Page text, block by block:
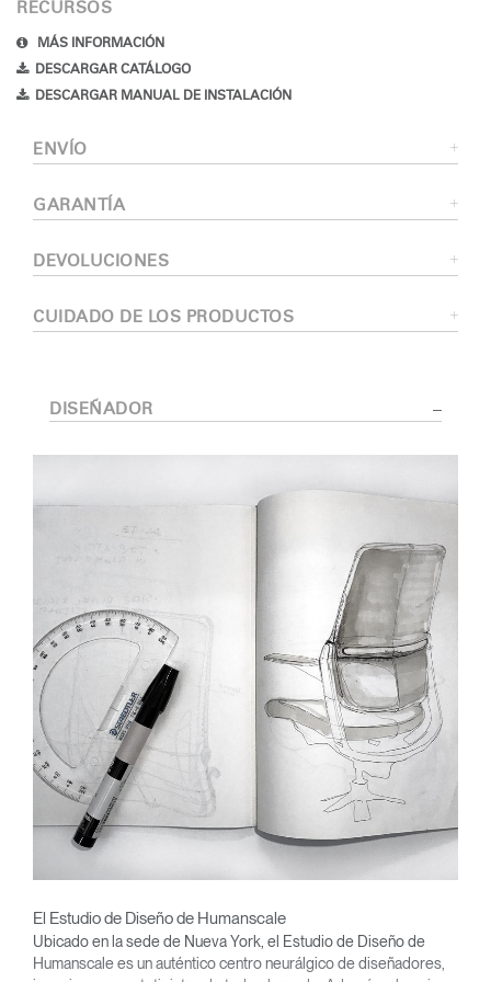
RECURSOS
MÁS INFORMACIÓN
DESCARGAR CATÁLOGO
DESCARGAR MANUAL DE INSTALACIÓN
ENVÍO
GARANTÍA
DEVOLUCIONES
CUIDADO DE LOS PRODUCTOS
DISEÑADOR
El Estudio de Diseño de Humanscale
Ubicado en la sede de Nueva York, el Estudio de Diseño de
Humanscale es un auténtico centro neurálgico de diseñadores,